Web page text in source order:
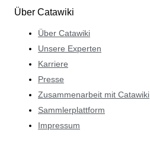
Über Catawiki
Über Catawiki
Unsere Experten
Karriere
Presse
Zusammenarbeit mit Catawiki
Sammlerplattform
Impressum